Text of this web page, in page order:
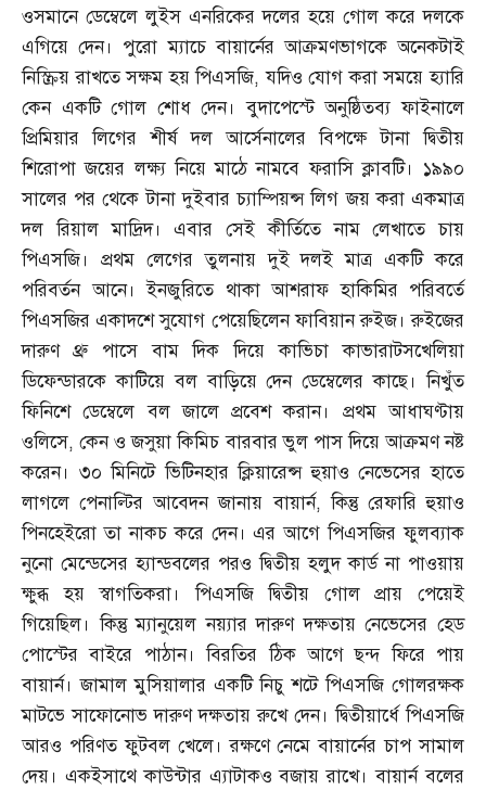
ওসমানে ডেম্বেলে লুইস এনরিকের দলের হয়ে গোল করে দলকে
এগিয়ে দেন। পুরো ম্যাচে বায়ার্নের আক্রমণভাগকে অনেকটাই
নিস্ক্রিয় রাখতে সক্ষম হয় পিএসজি,যদিও যোগ করা সময়ে হ্যারি
কেন একটি গোল শোধ দেন। বুদাপেস্টে অনুষ্ঠিতব্য ফাইনালে
প্রিমিয়ার লিগের শীর্ষ দল আর্সেনালের বিপক্ষে টানা দ্বিতীয়
শিরোপা জয়ের লক্ষ্য নিয়ে মাঠে নামবে ফরাসি ক্লাবটি। ১৯৯০
সালের পর থেকে টানা দুইবার চ্যাম্পিয়ন্স লিগ জয় করা একমাত্র
দল রিয়াল মাদ্রিদ। এবার সেই কীর্তিতে নাম লেখাতে চায়
পিএসজি। প্রথম লেগের তুলনায় দুই দলই মাত্র একটি করে
পরিবর্তন আনে। ইনজুরিতে থাকা আশরাফ হাকিমির পরিবর্তে
পিএসজির একাদশে সুযোগ পেয়েছিলেন ফাবিয়ান রুইজ। রুইজের
দারুণ থ্রু পাসে বাম দিক দিয়ে কাভিচা কাভারাটসখেলিয়া
ডিফেন্ডারকে কাটিয়ে বল বাড়িয়ে দেন ডেম্বেলের কাছে। নিখুঁত
ফিনিশে ডেম্বেলে বল জালে প্রবেশ করান। প্রথম আধাঘণ্টায়
ওলিসে,কেন ও জসুয়া কিমিচ বারবার ভুল পাস দিয়ে আক্রমণ নষ্ট
করেন। ৩০ মিনিটে ভিটিনহার ক্লিয়ারেন্স হুয়াও নেভেসের হাতে
লাগলে পেনাল্টির আবেদন জানায় বায়ার্ন,কিন্তু রেফারি হুয়াও
পিনহেইরো তা নাকচ করে দেন। এর আগে পিএসজির ফুলব্যাক
নুনো মেন্ডেসের হ্যান্ডবলের পরও দ্বিতীয় হলুদ কার্ড না পাওয়ায়
ক্ষুব্ধ হয় স্বাগতিকরা। পিএসজি দ্বিতীয় গোল প্রায় পেয়েই
গিয়েছিল। কিন্তু ম্যানুয়েল নয়্যার দারুণ দক্ষতায় নেভেসের হেড
পোস্টের বাইরে পাঠান। বিরতির ঠিক আগে ছন্দ ফিরে পায়
বায়ার্ন। জামাল মুসিয়ালার একটি নিচু শটে পিএসজি গোলরক্ষক
মাটভে সাফোনোভ দারুণ দক্ষতায় রুখে দেন। দ্বিতীয়ার্ধে পিএসজি
আরও পরিণত ফুটবল খেলে। রক্ষণে নেমে বায়ার্নের চাপ সামাল
দেয়। একইসাথে কাউন্টার এ্যাটাকও বজায় রাখে। বায়ার্ন বলের